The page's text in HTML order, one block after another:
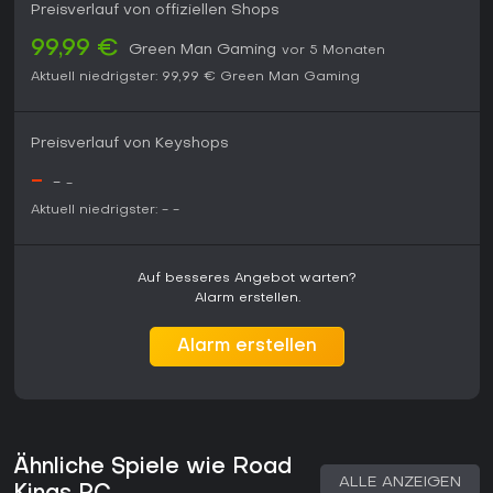
Preisverlauf von offiziellen Shops
99,99 € Green Man Gaming vor 5 Monaten
Aktuell niedrigster: 99,99 € Green Man Gaming
Preisverlauf von Keyshops
- - -
Aktuell niedrigster: - -
Auf besseres Angebot warten?
Alarm erstellen.
Alarm erstellen
Ähnliche Spiele wie Road
ALLE ANZEIGEN